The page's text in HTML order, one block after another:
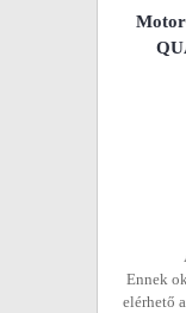
Ennek
elérhető